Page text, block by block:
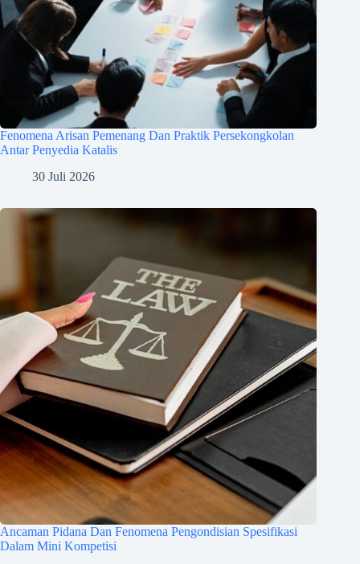
Fenomena Arisan Pemenang Dan Praktik Persekongkolan
Antar Penyedia Katalis
30 Juli 2026
Ancaman Pidana Dan Fenomena Pengondisian Spesifikasi
Dalam Mini Kompetisi